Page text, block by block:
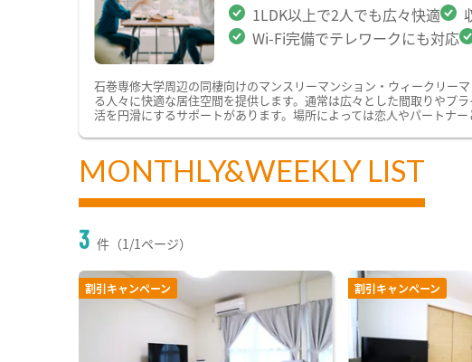
1LDK以上で2人でも広々快適
Wi-Fi完備でテレワークにも対応
石巻専修大学周辺の同棲向けのマンスリーマンション・ウィークリー
る人々に快適な居住空間を提供します。通常は広々とした間取りやプ
活を円滑にするサポートがあります。場所によっては恋人やパートナ
MONTHLY&WEEKLY LIST
3 件（1/1ページ）
割引キャンペーン 割引キャンペーン